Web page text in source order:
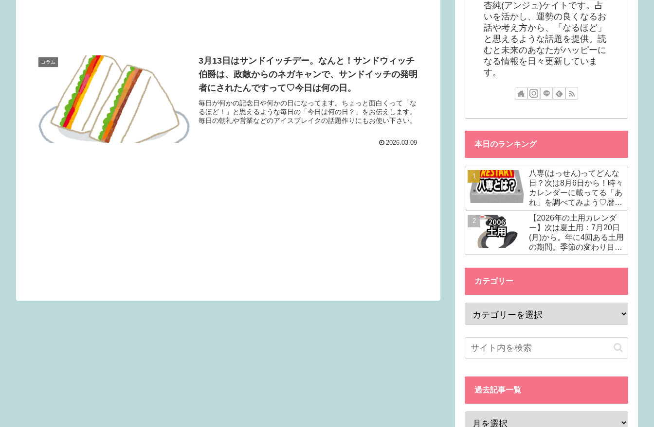
コラム
3月13日はサンドイッチデー。なんと！サンドウィッチ
伯爵は、政敵からのネガキャンで、サンドイッチの発明
者にされたんですって♡今日は何の日。
毎日が何かの記念日や何かの日になってます。ちょっと面白くって「な
るほど！」と思えるような毎日の「今日は何の日？」をお伝えします。
毎日の朝礼や営業などのアイスブレイクの話題作りにもお使い下さい。
2026.03.09
杏純(アンジュ)ケイトです。占
いを活かし、運勢の良くなるお
話や考え方から、「なるほど」
と思えるような話題を提供。読
むと未来のあなたがハッピーに
なる情報を日々更新していま
す。
本日のランキング
八専(はっせん)ってどんな
日？次は8月6日から！時々
カレンダーに載ってる「あ
れ」を調べてみよう♡暦注
(れきちゅう)の選日編①
【2026年の土用カレンダ
ー】次は夏土用：7月20日
(月)から。年に4回ある土用
の期間。季節の変わり目で
土いじりはダメ。ウナギ以
外に食べると良いものも。
カテゴリー
過去記事一覧